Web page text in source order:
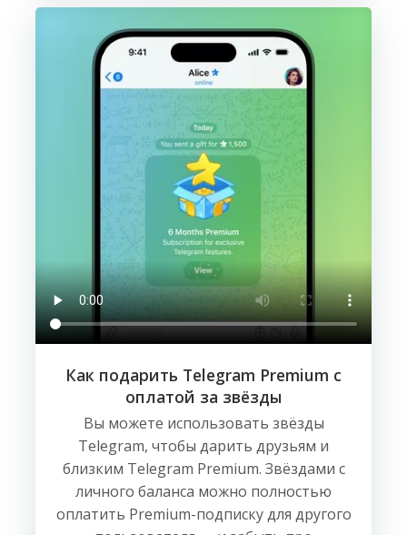
Как подарить Telegram Premium с
оплатой за звёзды
Вы можете использовать звёзды
Telegram, чтобы дарить друзьям и
близким Telegram Premium. Звёздами с
личного баланса можно полностью
оплатить Premium-подписку для другого